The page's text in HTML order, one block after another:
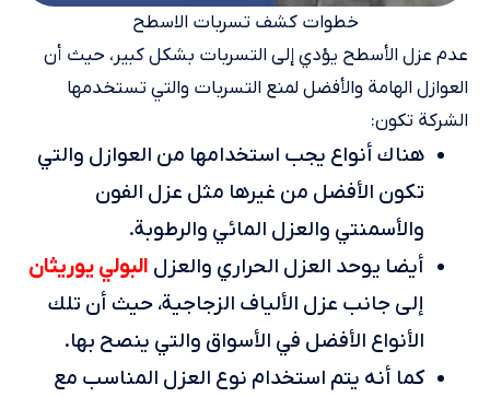
خطوات كشف تسربات الاسطح
عدم عزل الأسطح يؤدي إلى التسربات بشكل كبير، حيث أن
العوازل الهامة والأفضل لمنع التسربات والتي تستخدمها
الشركة تكون:
هناك أنواع يجب استخدامها من العوازل والتي
تكون الأفضل من غيرها مثل عزل الفون
والأسمنتي والعزل المائي والرطوبة.
أيضا يوحد العزل الحراري والعزل البولي يوريثان
إلى جانب عزل الألياف الزجاجية، حيث أن تلك
الأنواع الأفضل في الأسواق والتي ينصح بها.
كما أنه يتم استخدام نوع العزل المناسب مع